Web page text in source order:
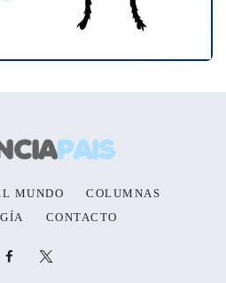
MUNDO
COLUMNAS
CONTACTO